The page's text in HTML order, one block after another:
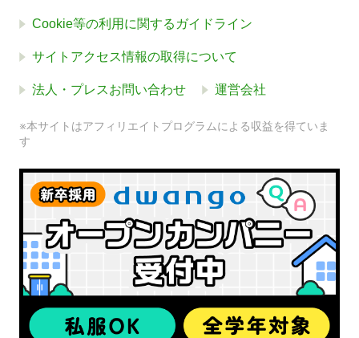
Cookie等の利用に関するガイドライン
サイトアクセス情報の取得について
法人・プレスお問い合わせ 運営会社
※本サイトはアフィリエイトプログラムによる収益を得ていま
す